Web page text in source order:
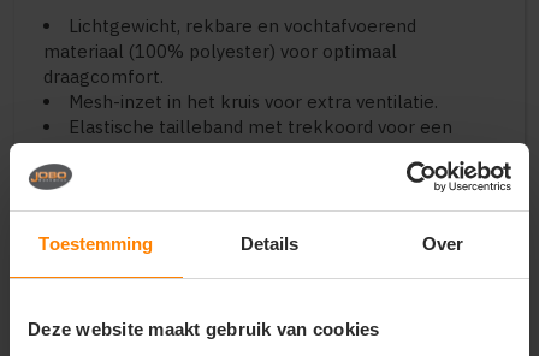
Toestemming Details Over
Deze website maakt gebruik van cookies
Lichtgewicht, rekbare en vochtafvoerend
materiaal (100% polyester) voor optimaal
draagcomfort.
Mesh-inzet in het kruis voor extra ventilatie.
Elastische tailleband met trekkoord voor een
Contraststrepen aan de zijkanten voor een
teamsportactiviteiten waarbij bewegingsvrijheid en
ventilatie belangrijk zijn. Combineer met een